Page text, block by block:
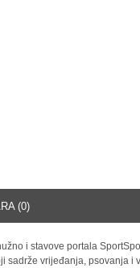
(0)
i stavove portala
sadrže vrijeđanja, psovanja i